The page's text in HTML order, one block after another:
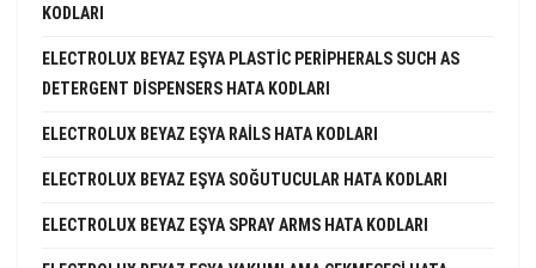
KODLARI
ELECTROLUX BEYAZ EŞYA PLASTIC PERIPHERALS SUCH AS
DETERGENT DISPENSERS HATA KODLARI
ELECTROLUX BEYAZ EŞYA RAILS HATA KODLARI
ELECTROLUX BEYAZ EŞYA SOĞUTUCULAR HATA KODLARI
ELECTROLUX BEYAZ EŞYA SPRAY ARMS HATA KODLARI